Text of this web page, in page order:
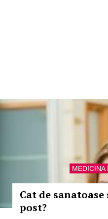
MEDICINA
Cat de
post?